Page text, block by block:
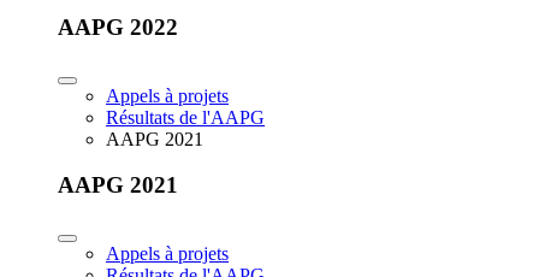
AAPG 2022
Appels à projets
Résultats de l'AAPG
AAPG 2021
AAPG 2021
Appels à projets